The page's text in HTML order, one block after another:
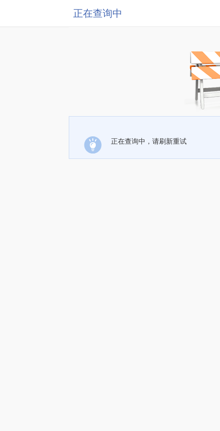
正在查询中
正在查询中，请刷新重试